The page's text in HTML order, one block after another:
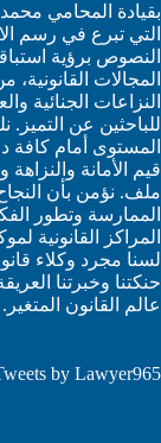
بقيادة المحامي
التي تبرع في رسم
النصوص برؤية
المجالات
النزاعات الجنائية
للباحثين عن التميز.
المستوى أمام كافة
قيم الأمانة
ملف. نؤمن بأن
الممارسة وتطور
المراكز القانونية
لسنا مجرد وكلاء
حنكتنا وخبرتنا
عالم القانون المتغير.
by Lawyer965